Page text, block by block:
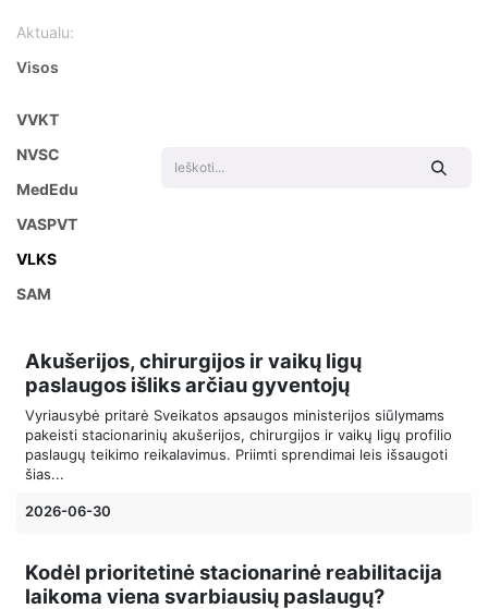
Aktualu:
Visos
VVKT
NVSC
MedEdu
VASPVT
VLKS
SAM
Akušerijos, chirurgijos ir vaikų ligų
paslaugos išliks arčiau gyventojų
Vyriausybė pritarė Sveikatos apsaugos ministerijos siūlymams
pakeisti stacionarinių akušerijos, chirurgijos ir vaikų ligų profilio
paslaugų teikimo reikalavimus. Priimti sprendimai leis išsaugoti
šias...
2026-06-30
Kodėl prioritetinė stacionarinė reabilitacija
laikoma viena svarbiausių paslaugų?